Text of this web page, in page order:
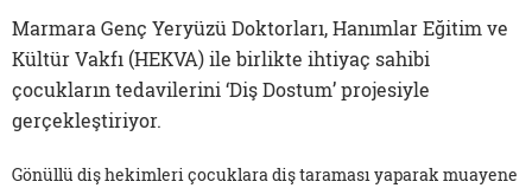
Marmara Genç Yeryüzü Doktorları, Hanımlar Eğitim ve
Kültür Vakfı (HEKVA) ile birlikte ihtiyaç sahibi
çocukların tedavilerini ‘Diş Dostum’ projesiyle
gerçekleştiriyor.
Gönüllü diş hekimleri çocuklara diş taraması yaparak muayene